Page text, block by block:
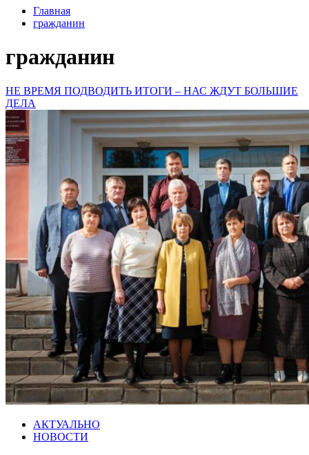
Главная
гражданин
гражданин
НЕ ВРЕМЯ ПОДВОДИТЬ ИТОГИ – НАС ЖДУТ БОЛЬШИЕ
ДЕЛА
АКТУАЛЬНО
НОВОСТИ